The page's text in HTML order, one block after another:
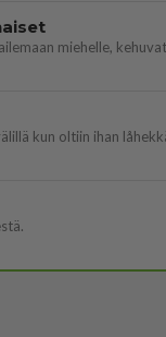
kun oltiin ihan